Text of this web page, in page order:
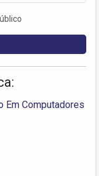
Em Computadores